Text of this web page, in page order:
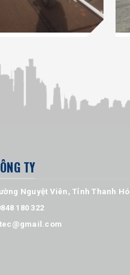
TY
Nguyệt Viên, Tỉnh Thanh
180 322